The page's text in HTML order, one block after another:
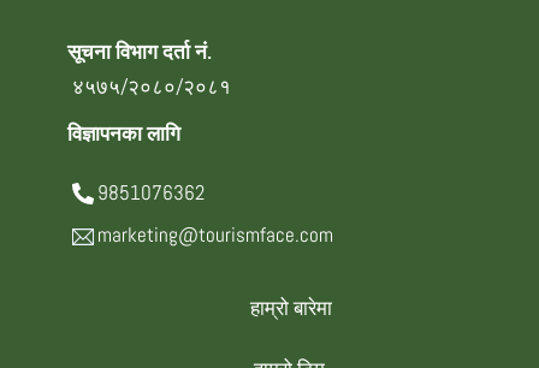
सूचना विभाग दर्ता नं.
४५७५/२०८०/२०८१
विज्ञापनका लागि
9851076362
marketing@tourismface.com
हाम्रो बारेमा